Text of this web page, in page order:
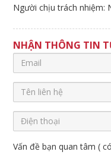
Người chịu trách nhiệm:
NHẬN THÔNG TIN
Vấn đề bạn quan tâm (